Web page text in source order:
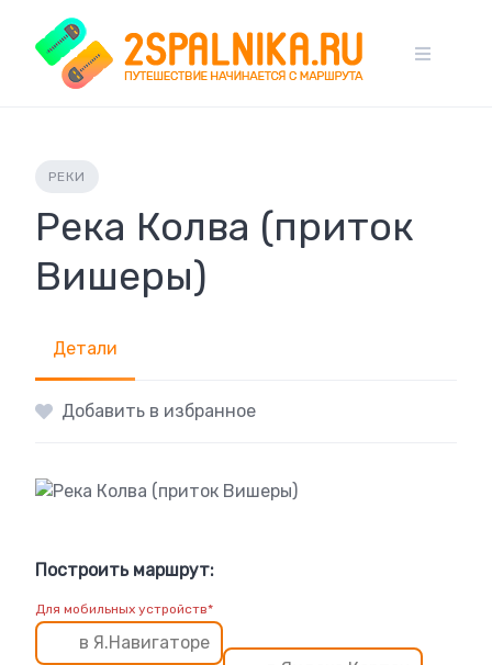
content
РЕКИ
Река Колва (приток
Вишеры)
Детали
Добавить в избранное
Построить маршрут:
Для мобильных устройств*
в Я.Навигаторе